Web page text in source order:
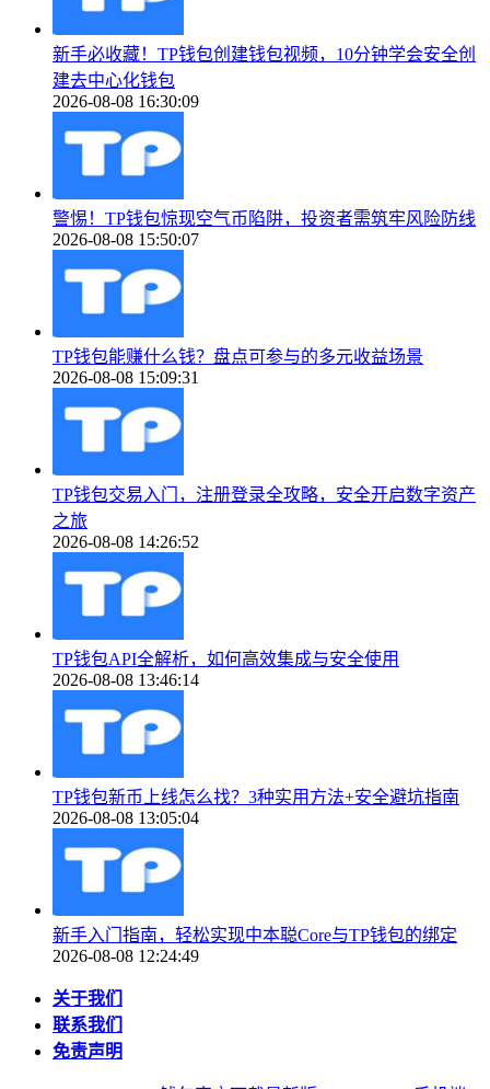
新手必收藏！TP钱包创建钱包视频，10分钟学会安全创
建去中心化钱包
2026-08-08 16:30:09
警惕！TP钱包惊现空气币陷阱，投资者需筑牢风险防线
2026-08-08 15:50:07
TP钱包能赚什么钱？盘点可参与的多元收益场景
2026-08-08 15:09:31
TP钱包交易入门，注册登录全攻略，安全开启数字资产
之旅
2026-08-08 14:26:52
TP钱包API全解析，如何高效集成与安全使用
2026-08-08 13:46:14
TP钱包新币上线怎么找？3种实用方法+安全避坑指南
2026-08-08 13:05:04
新手入门指南，轻松实现中本聪Core与TP钱包的绑定
2026-08-08 12:24:49
关于我们
联系我们
免责声明